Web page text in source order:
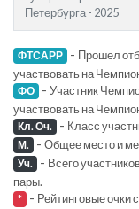
Петербурга - 2025
ФТСАРР - Прошел
участвовать на
ФО - Участник
участвовать на
Кл. Оч. - Класс
М. - Общее место и
Уч. - Всего
пары.
* - Рейтинговые очки